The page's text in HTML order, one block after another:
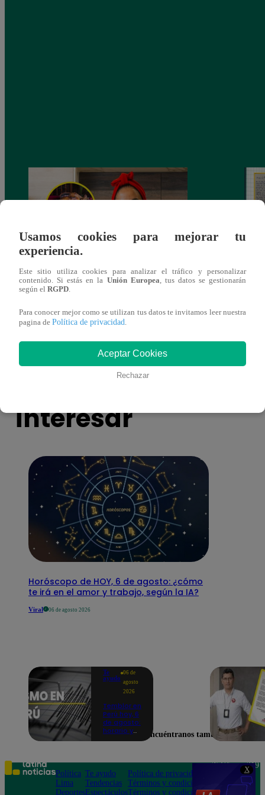
X
¿Por qué Nelly Rossinelli se volvió viral
antes de Navidad?
La
También te puede
interesar
Horóscopo de HOY, 6 de agosto: ¿cómo
te irá en el amor y trabajo, según la IA?
Viral 06 de agosto 2026
Te
ayudo
06 de
agosto
2026
Temblor en
Perú hoy, 6
de agosto:
horario y
según IGP
Usamos cookies para mejorar tu
experiencia.
Este sitio utiliza cookies para analizar el tráfico y personalizar
contenido. Si estás en la Unión Europea , tus datos se gestionarán
según el RGPD
Para conocer mejor como se utilizan tus datos te invitamos leer nuestra
pagina de Política de privacidad
Aceptar Cookies
Rechazar
Encuéntranos también en
Política
Lima
Deportes
Te ayudo
Tendencias
Espectáculos
Política de privacidad
Términos y condiciones
Términos y condiciones
Teléfono: 219
Av. San